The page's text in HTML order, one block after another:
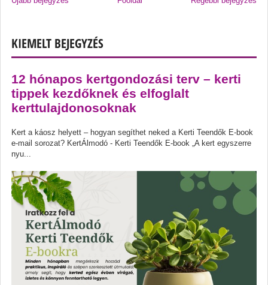
KIEMELT BEJEGYZÉS
12 hónapos kertgondozási terv – kerti
tippek kezdőknek és elfoglalt
kerttulajdonosoknak
Kert a káosz helyett – hogyan segíthet neked a Kerti Teendők E-book
e-mail sorozat? KertÁlmodó - Kerti Teendők E-book „A kert egyszerre
nyu...